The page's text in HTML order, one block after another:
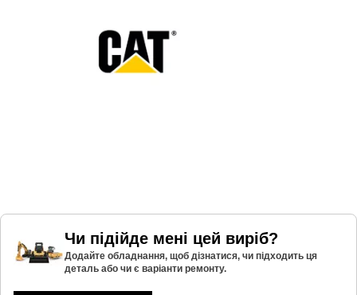
Чи підійде мені цей виріб?
Додайте обладнання, щоб дізнатися, чи підходить ця
деталь або чи є варіанти ремонту.